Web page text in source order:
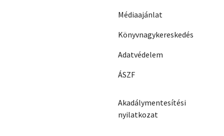
Médiaajánlat
Könyvnagykereskedés
Adatvédelem
ÁSZF
Akadálymentesítési
nyilatkozat